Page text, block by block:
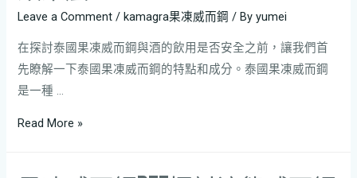
Leave a Comment /kamagra果凍威而鋼 / Byyumei
在探討泰國果凍威而鋼與酒的飲用是否安全之前，讓我們首
先瞭解一下泰國果凍威而鋼的特點和成分。泰國果凍威而鋼
是一種 …
Read More »